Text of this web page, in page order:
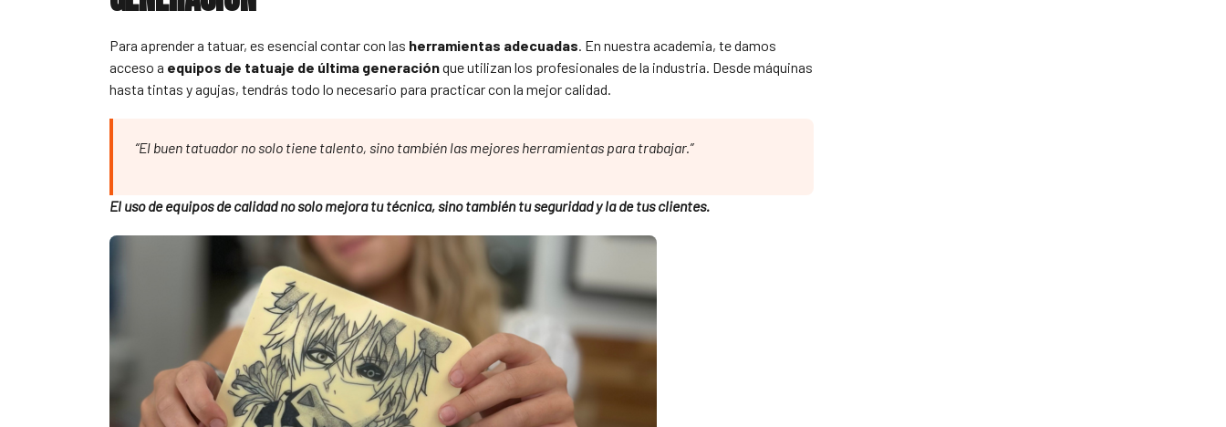
Para aprender a tatuar, es esencial contar con las herramientas adecuadas. En nuestra academia, te damos
acceso a equipos de tatuaje de última generaciónque utilizan los profesionales de la industria. Desde máquinas
hasta tintas y agujas, tendrás todo lo necesario para practicar con la mejor calidad.
“El buen tatuador no solo tiene talento, sino también las mejores herramientas para trabajar.”
El uso de equipos de calidad no solo mejora tu técnica, sino también tu seguridad y la de tus clientes.